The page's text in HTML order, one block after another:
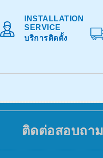
INSTALLATION
SERVICE
บริการติดตั้ง
ติดต่อสอบถาม